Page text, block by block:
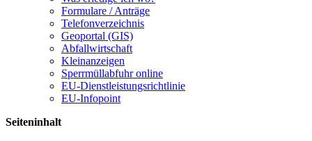
Formulare / Anträge
Telefonverzeichnis
Geoportal (GIS)
Abfallwirtschaft
Kleinanzeigen
Sperrmüllabfuhr online
EU-Dienstleistungsrichtlinie
EU-Infopoint
Seiteninhalt